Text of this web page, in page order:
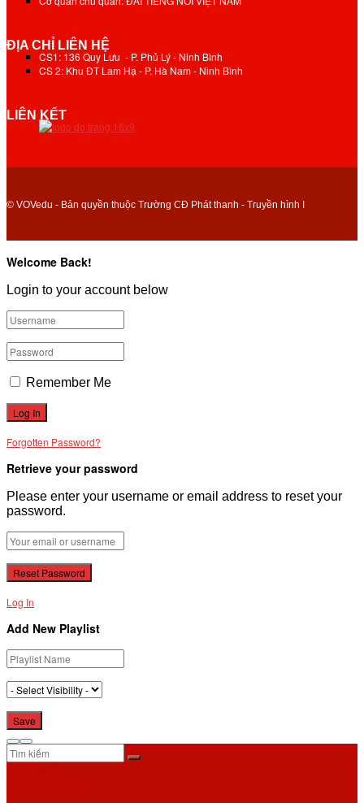
ĐỊA CHỈ LIÊN HỆ
CS1: 136 Quy Lưu - P. Phủ Lý - Ninh Bình
CS 2: Khu ĐT Lam Hạ - P. Hà Nam - Ninh Bình
LIÊN KẾT
© VOVedu - Bản quyền thuộc Trường CĐ Phát thanh - Truyền hình I
Welcome Back!
Login to your account below
Remember Me
Forgotten Password?
Retrieve your password
Please enter your username or email address to reset your
password.
Log In
Add New Playlist